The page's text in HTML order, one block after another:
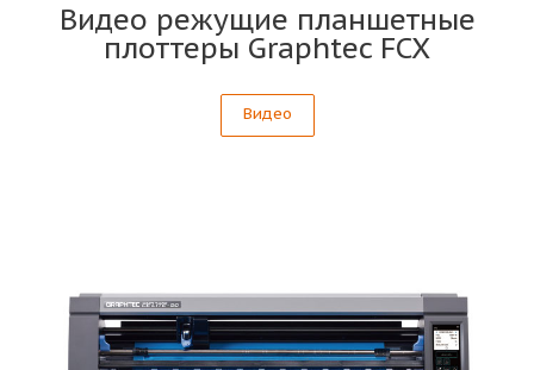
Видео режущие планшетные
плоттеры Graphtec FCX
Видео